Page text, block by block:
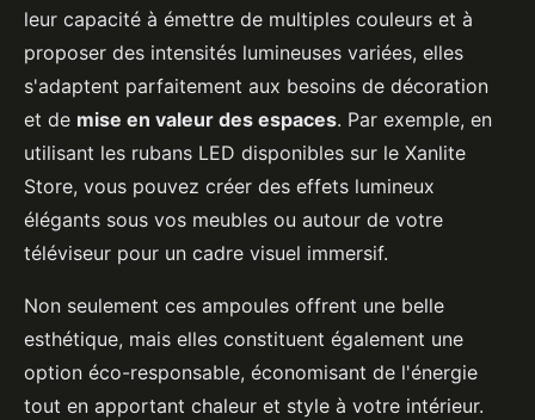
leur capacité à émettre de multiples couleurs et à
proposer des intensités lumineuses variées, elles
s'adaptent parfaitement aux besoins de décoration
et de mise en valeur des espaces. Par exemple, en
utilisant les rubans LED disponibles sur le Xanlite
Store, vous pouvez créer des effets lumineux
élégants sous vos meubles ou autour de votre
téléviseur pour un cadre visuel immersif.
Non seulement ces ampoules offrent une belle
esthétique, mais elles constituent également une
option éco-responsable, économisant de l'énergie
tout en apportant chaleur et style à votre intérieur.